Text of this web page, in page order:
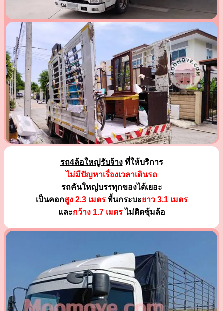
รถ4ล้อใหญ่รับจ้างที่ให้บริการ
ไม่มีปัญหาเรื่องเวลาเดินรถ
รถคันใหญ่บรรทุกของได้เยอะ
เป็นคอกสูง 2.3 เมตรพื้นกระบะยาว 3.1 เมตร
และกว้าง 1.7 เมตรไม่ติดซุ้มล้อ